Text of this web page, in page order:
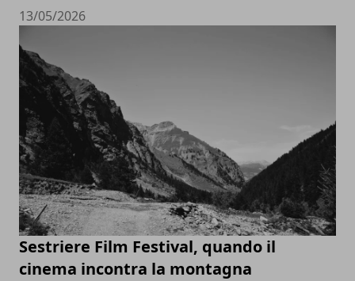
13/05/2026
Sestriere Film Festival, quando il
cinema incontra la montagna